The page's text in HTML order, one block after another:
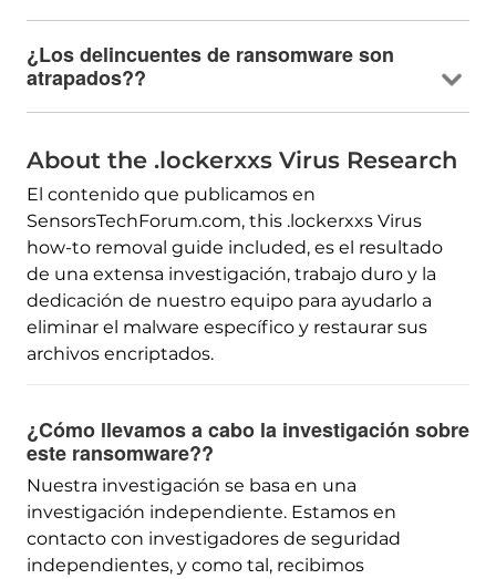
¿Los delincuentes de ransomware son
atrapados??
About the .lockerxxs Virus Research
El contenido que publicamos en
SensorsTechForum.com, this .lockerxxs Virus
how-to removal guide included, es el resultado
de una extensa investigación, trabajo duro y la
dedicación de nuestro equipo para ayudarlo a
eliminar el malware específico y restaurar sus
archivos encriptados.
¿Cómo llevamos a cabo la investigación sobre
este ransomware??
Nuestra investigación se basa en una
investigación independiente. Estamos en
contacto con investigadores de seguridad
independientes, y como tal, recibimos